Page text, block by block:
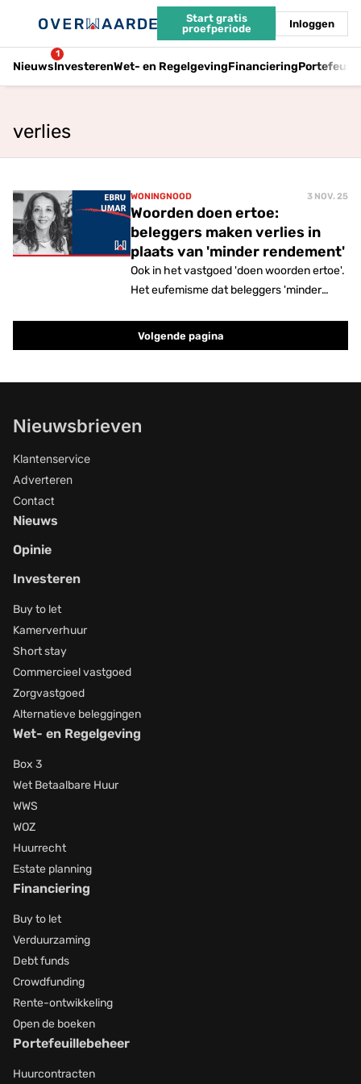
Start gratis
proefperiode
Inloggen
Nieuws
1
InvesterenWet- en RegelgevingFinanciering
verlies
WONINGNOOD 3 NOV. 25
Woorden doen ertoe:
beleggers maken verlies in
plaats van 'minder rendement'
Ook in het vastgoed 'doen woorden ertoe'.
Het eufemisme dat beleggers 'minder
prullenbak. Het wordt tijd om te zeggen
waar het op slaat: beleggers maken
woningen.
Volgende pagina
Nieuwsbrieven
Klantenservice
Adverteren
Contact
Nieuws
Opinie
Investeren
Buy to let
Kamerverhuur
Short stay
Commercieel vastgoed
Zorgvastgoed
Alternatieve beleggingen
Wet- en Regelgeving
Box 3
Wet Betaalbare Huur
WWS
WOZ
Huurrecht
Estate planning
Financiering
Buy to let
Verduurzaming
Debt funds
Crowdfunding
Rente-ontwikkeling
Open de boeken
Portefeuillebeheer
Huurcontracten